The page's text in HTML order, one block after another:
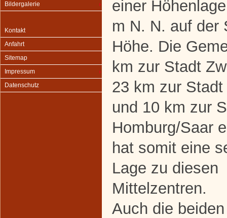
Bildergalerie
Kontakt
Anfahrt
Sitemap
Impressum
Datenschutz
einer
m N. N. auf der
Höhe. Die
km zur Stadt
23 km zur
und 10 km zur
Homburg/Saar
hat somit eine
Lage zu diesen
Mittelzentren.
Auch die beiden